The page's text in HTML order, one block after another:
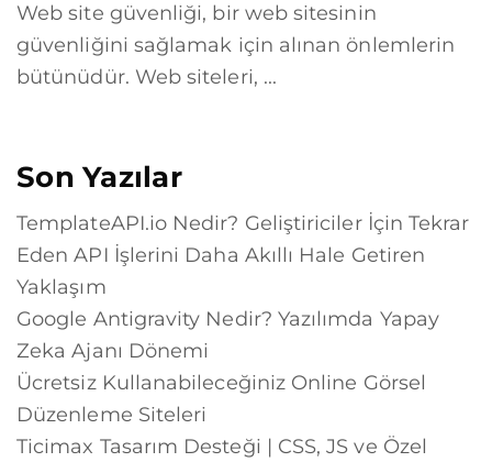
Web site güvenliği, bir web sitesinin
güvenliğini sağlamak için alınan önlemlerin
bütünüdür. Web siteleri, ...
Son Yazılar
TemplateAPI.io Nedir? Geliştiriciler İçin Tekrar
Eden API İşlerini Daha Akıllı Hale Getiren
Yaklaşım
Google Antigravity Nedir? Yazılımda Yapay
Zeka Ajanı Dönemi
Ücretsiz Kullanabileceğiniz Online Görsel
Düzenleme Siteleri
Ticimax Tasarım Desteği | CSS, JS ve Özel